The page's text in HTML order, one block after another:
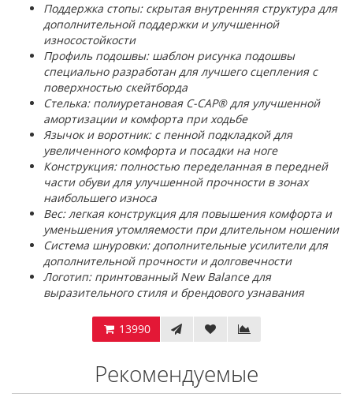
Поддержка стопы: скрытая внутренняя структура для
дополнительной поддержки и улучшенной
износостойкости
Профиль подошвы: шаблон рисунка подошвы
специально разработан для лучшего сцепления с
поверхностью скейтборда
Стелька: полиуретановая C-CAP® для улучшенной
амортизации и комфорта при ходьбе
Язычок и воротник: с пенной подкладкой для
увеличенного комфорта и посадки на ноге
Конструкция: полностью переделанная в передней
части обуви для улучшенной прочности в зонах
наибольшего износа
Вес: легкая конструкция для повышения комфорта и
уменьшения утомляемости при длительном ношении
Система шнуровки: дополнительные усилители для
дополнительной прочности и долговечности
Логотип: принтованный New Balance для
выразительного стиля и брендового узнавания
13990
Рекомендуемые